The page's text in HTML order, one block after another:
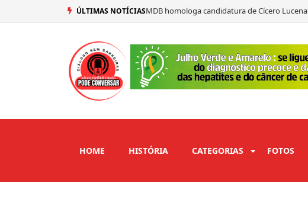
ÚLTIMAS NOTÍCIASMDB homologa candidatura de Cícero
MDB oficializa candidatura de André Gadelha
Nabor anuncia Daniella Ribeiro como sua 1ª
HOME HISTÓRIA CATEGORIAS FOTOS